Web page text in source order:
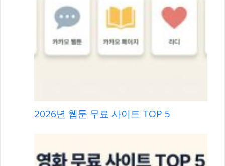
2026년 웹툰 무료 사이트 TOP 5